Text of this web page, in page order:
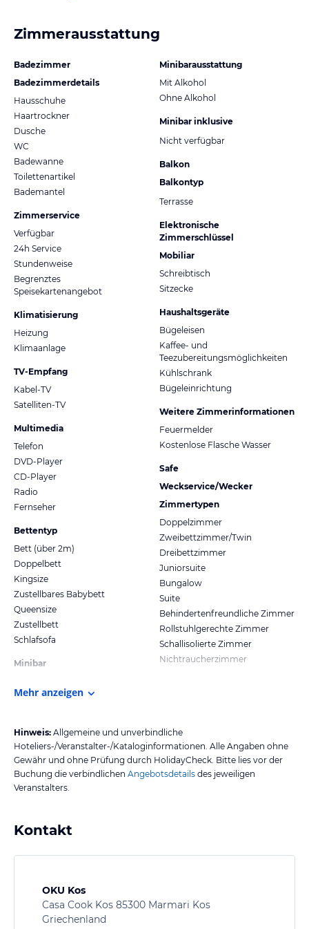
Zimmerausstattung
Badezimmer
Badezimmerdetails
Hausschuhe
Haartrockner
Dusche
WC
Badewanne
Toilettenartikel
Bademantel
Zimmerservice
Verfügbar
24h Service
Stundenweise
Begrenztes
Speisekartenangebot
Klimatisierung
Heizung
Klimaanlage
TV-Empfang
Kabel-TV
Satelliten-TV
Multimedia
Telefon
DVD-Player
CD-Player
Radio
Fernseher
Bettentyp
Bett (über 2m)
Doppelbett
Kingsize
Zustellbares Babybett
Queensize
Zustellbett
Schlafsofa
Minibar
Minibarausstattung
Mit Alkohol
Ohne Alkohol
Minibar inklusive
Nicht verfügbar
Balkon
Balkontyp
Terrasse
Elektronische
Zimmerschlüssel
Mobiliar
Schreibtisch
Sitzecke
Haushaltsgeräte
Bügeleisen
Kaffee- und
Teezubereitungsmöglichkeiten
Kühlschrank
Bügeleinrichtung
Weitere Zimmerinformationen
Feuermelder
Kostenlose Flasche Wasser
Safe
Weckservice/Wecker
Zimmertypen
Doppelzimmer
Zweibettzimmer/Twin
Dreibettzimmer
Juniorsuite
Bungalow
Suite
Behindertenfreundliche Zimmer
Rollstuhlgerechte Zimmer
Schallisolierte Zimmer
Nichtraucherzimmer
Mehr anzeigen
Hinweis: Allgemeine und unverbindliche
Hoteliers-/Veranstalter-/Kataloginformationen. Alle Angaben ohne
Gewähr und ohne Prüfung durch HolidayCheck. Bitte lies vor der
Buchung die verbindlichen Angebotsdetails des jeweiligen
Veranstalters.
Kontakt
OKU Kos
Casa Cook Kos 85300 Marmari Kos
Griechenland